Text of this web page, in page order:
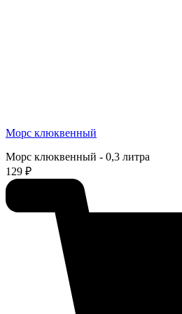
Морс клюквенный
Морс клюквенный - 0,3 литра
129 ₽